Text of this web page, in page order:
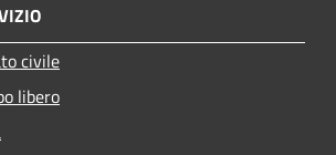
civile
libero